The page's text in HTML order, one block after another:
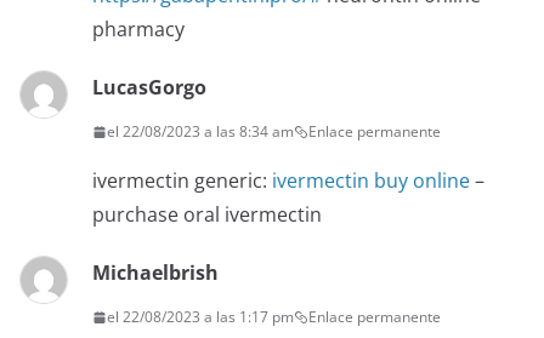
pharmacy
LucasGorgo
el 22/08/2023 a las 8:34 am Enlace permanente
ivermectin generic: ivermectin buy online–
purchase oral ivermectin
Michaelbrish
el 22/08/2023 a las 1:17 pm Enlace permanente